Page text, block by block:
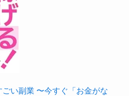
ごい副業 〜今すぐ「お金がな